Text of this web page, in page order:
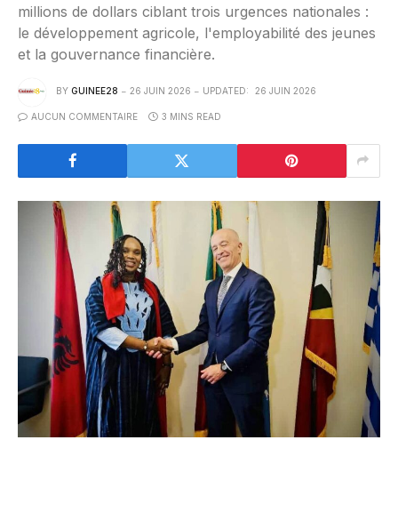
millions de dollars ciblant trois urgences nationales :
le développement agricole, l'employabilité des jeunes
et la gouvernance financière.
BY GUINEE28 26 JUIN 2026 UPDATED: 26 JUIN 2026
AUCUN COMMENTAIRE 3 MINS READ